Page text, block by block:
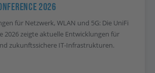
2026
für Netzwerk, WLAN und 5G: Die UniFi
2026 zeigte aktuelle Entwicklungen für
zukunftssichere IT-Infrastrukturen.